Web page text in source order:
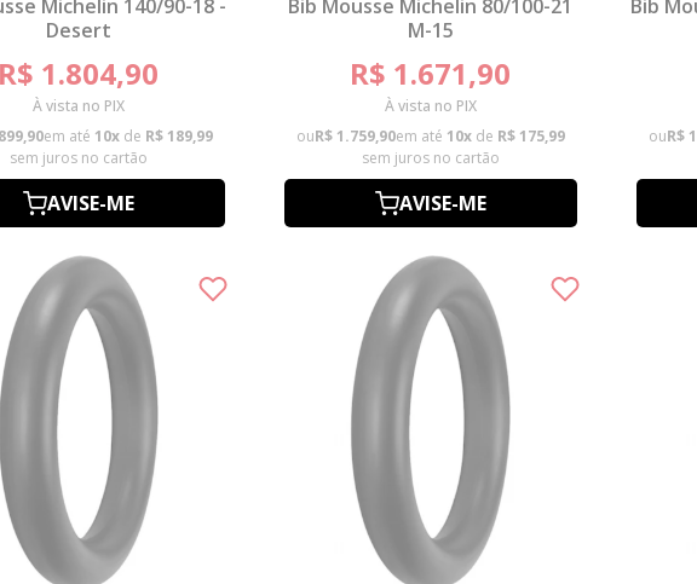
Michelin 140/90-18 -
Desert
R$ 1.804,90
À vista no PIX
em até 10xde R$ 189,99
sem juros no cartão
AVISE-ME
Bib Mousse Michelin 80/100-21
M-15
R$ 1.671,90
À vista no PIX
ouR$ 1.759,90em até 10xde R$ 175,99
sem juros no cartão
AVISE-ME
Bib
ouR$